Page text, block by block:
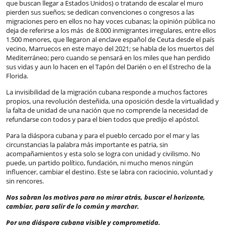
que buscan llegar a Estados Unidos) o tratando de escalar el muro
pierden sus sueños; se dedican convenciones o congresos a las
migraciones pero en ellos no hay voces cubanas; la opinión pública no
deja de referirse a los más de 8.000 inmigrantes irregulares, entre ellos
1.500 menores, que llegaron al enclave español de Ceuta desde el país
vecino, Marruecos en este mayo del 2021; se habla de los muertos del
Mediterráneo; pero cuando se pensará en los miles que han perdido
sus vidas y aun lo hacen en el Tapón del Darién o en el Estrecho de la
Florida.
La invisibilidad de la migración cubana responde a muchos factores
propios, una revolución desteñida, una oposición desde la virtualidad y
la falta de unidad de una nación que no comprende la necesidad de
refundarse con todos y para el bien todos que predijo el apóstol.
Para la diáspora cubana y para el pueblo cercado por el mar y las
circunstancias la palabra más importante es patria, sin
acompañamientos y esta solo se logra con unidad y civilismo. No
puede, un partido político, fundación, ni mucho menos ningún
influencer, cambiar el destino. Este se labra con raciocinio, voluntad y
sin rencores.
Nos sobran los motivos para no mirar atrás, buscar el horizonte,
cambiar, para salir de lo común y marchar.
Por una diáspora cubana visible y comprometida.